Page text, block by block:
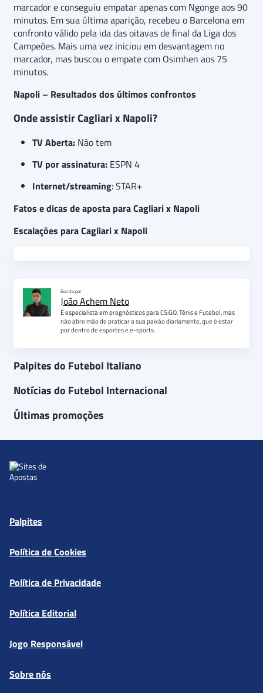
marcador e conseguiu empatar apenas com Ngonge aos 90
minutos. Em sua última aparição, recebeu o Barcelona em
confronto válido pela ida das oitavas de final da Liga dos
Campeões. Mais uma vez iniciou em desvantagem no
marcador, mas buscou o empate com Osimhen aos 75
minutos.
Napoli – Resultados dos últimos confrontos
Onde assistir Cagliari x Napoli?
TV Aberta: Não tem
TV por assinatura: ESPN 4
Internet/streaming: STAR+
Fatos e dicas de aposta para Cagliari x Napoli
Escalações para Cagliari x Napoli
Escrito por
João Achem Neto
É especialista em prognósticos para CS:GO, Tênis e Futebol, mas
não abre mão de praticar a sua paixão diariamente, que é estar
por dentro de esportes e e-sports.
Palpites do Futebol Italiano
Notícias do Futebol Internacional
Últimas promoções
Palpites
Política de Cookies
Política de Privacidade
Política Editorial
Jogo Responsável
Sobre nós